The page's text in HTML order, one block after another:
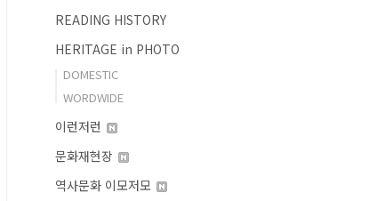
READING HISTORY
HERITAGE in PHOTO
DOMESTIC
WORDWIDE
이런저런
문화재현장
역사문화 이모저모